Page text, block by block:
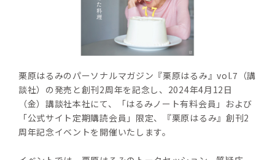
栗原はるみのパーソナルマガジン『栗原はるみ』vol.7（講
談社）の発売と創刊2周年を記念し、2024年4月12日
（金）講談社本社にて、「はるみノート有料会員」および
「公式サイト定期購読会員」限定、『栗原はるみ』創刊2
周年記念イベントを開催いたします。